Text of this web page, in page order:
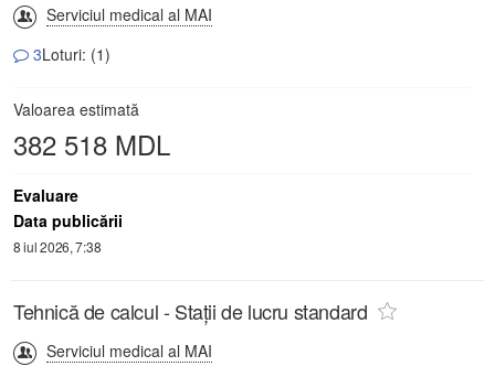
Serviciul medical al MAI
3Loturi: (1)
Valoarea estimată
382 518 MDL
Evaluare
Data publicării
8 iul 2026, 7:38
Tehnică de calcul - Stații de lucru standard
Serviciul medical al MAI